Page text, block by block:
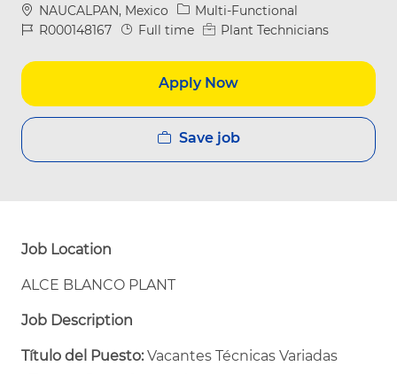
Location
NAUCALPAN, Mexico Category
Multi-Functional
Job IdR000148167 Job Type
Full time Plant Technicians
Apply Now
Save job
Job Location
ALCE BLANCO PLANT
Job Description
Título del Puesto: Vacantes Técnicas Variadas